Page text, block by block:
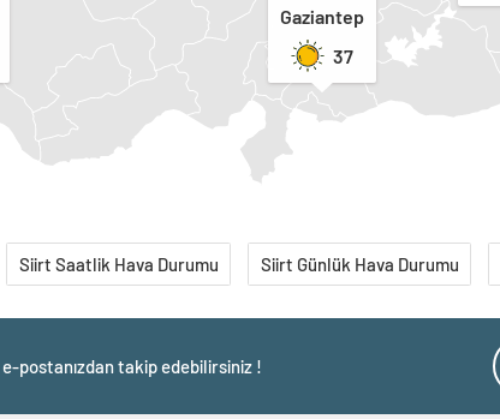
Gaziantep
37
Siirt Saatlik Hava Durumu Siirt Günlük Hava Durumu
postanızdan takip edebilirsiniz !